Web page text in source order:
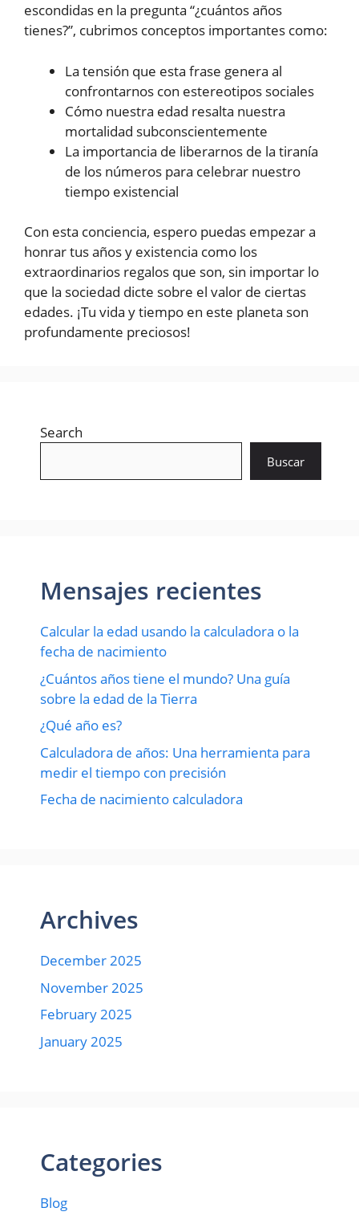
escondidas en la pregunta “¿cuántos años
tienes?”, cubrimos conceptos importantes como:
La tensión que esta frase genera al
confrontarnos con estereotipos sociales
Cómo nuestra edad resalta nuestra
mortalidad subconscientemente
La importancia de liberarnos de la tiranía
de los números para celebrar nuestro
tiempo existencial
Con esta conciencia, espero puedas empezar a
honrar tus años y existencia como los
extraordinarios regalos que son, sin importar lo
que la sociedad dicte sobre el valor de ciertas
edades. ¡Tu vida y tiempo en este planeta son
profundamente preciosos!
Search
Buscar
Mensajes recientes
Calcular la edad usando la calculadora o la
fecha de nacimiento
¿Cuántos años tiene el mundo? Una guía
sobre la edad de la Tierra
¿Qué año es?
Calculadora de años: Una herramienta para
medir el tiempo con precisión
Fecha de nacimiento calculadora
Archives
December 2025
November 2025
February 2025
January 2025
Categories
Blog